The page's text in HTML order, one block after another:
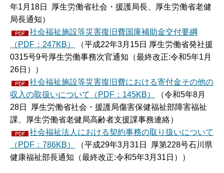
年1月18日 厚生労働省社会・援護局長、厚生労働省老健
局長通知）
社会福祉施設等災害復旧費国庫補助金交付要綱
（PDF：247KB）
（平成22年3月15日 厚生労働省発社援
0315号9号厚生労働事務次官通知（最終改正:令和5年1月
26日））
社会福祉施設等災害復旧費における寄付金その他の
収入の取扱いについて（PDF：145KB）
（令和5年8月
28日 厚生労働省社会・援護局傷害保健福祉部障害福祉
課、厚生労働省老健局高齢者支援課事務連絡）
社会福祉法人における契約事務の取り扱いについて
（PDF：786KB）
（平成29年3月31日 厚第228号石川県
健康福祉部長通知（最終改正:令和5年3月31日））